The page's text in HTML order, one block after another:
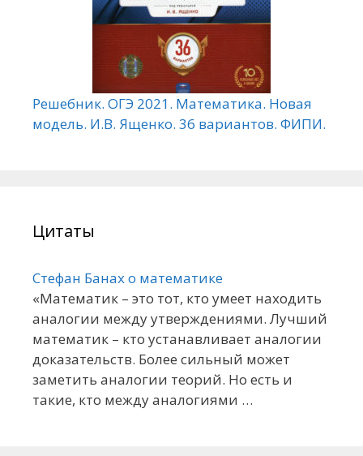
Решебник. ОГЭ 2021. Математика. Новая
модель. И.В. Ященко. 36 вариантов. ФИПИ.
Цитаты
Стефан Банах о математике
«Математик – это тот, кто умеет находить
аналогии между утверждениями. Лучший
математик – кто устанавливает аналогии
доказательств. Более сильный может
заметить аналогии теорий. Но есть и
такие, кто между аналогиями …